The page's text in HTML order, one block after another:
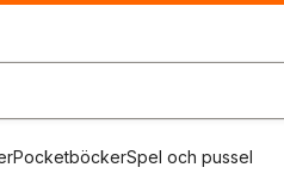
PocketböckerSpel och pussel